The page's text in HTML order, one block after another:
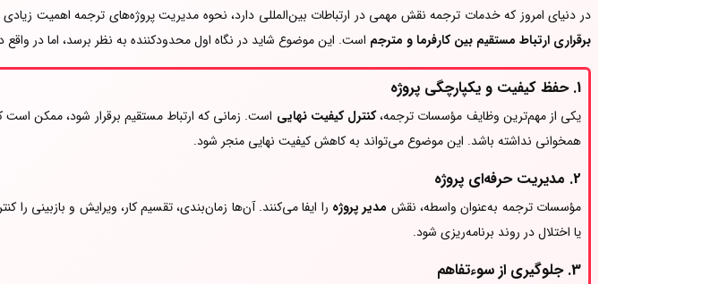
در دنیای امروز که خدمات ترجمه نقش مهمی در ارتباطات بین‌المللی دارد، نحوه مدیریت پروژه‌های ترجمه اهمیت
برقراری ارتباط مستقیم بین کارفرما و مترجم است. این موضوع شاید در نگاه اول محدودکننده به نظر برسد، اما در
1. حفظ کیفیت و یکپارچگی پروژه
یکی از مهم‌ترین وظایف مؤسسات ترجمه،کنترل کیفیت نهایی است. زمانی که ارتباط مستقیم برقرار شود، ممکن است
همخوانی نداشته باشد. این موضوع می‌تواند به کاهش کیفیت نهایی منجر شود.
2. مدیریت حرفه‌ای پروژه
مؤسسات ترجمه به‌عنوان واسطه، نقش مدیر پروژه را ایفا می‌کنند. آن‌ها زمان‌بندی، تقسیم کار، ویرایش و بازبینی
یا اختلال در روند برنامه‌ریزی شود.
3. جلوگیری از سوءتفاهم